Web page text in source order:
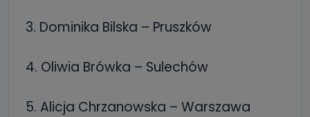
3. Dominika Bilska – Pruszków
4. Oliwia Brówka – Sulechów
5. Alicja Chrzanowska – Warszawa